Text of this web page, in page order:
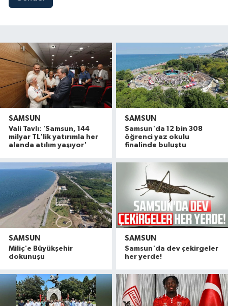
SAMSUN
Vali Tavlı: 'Samsun, 144
milyar TL'lik yatırımla her
alanda atılım yaşıyor'
SAMSUN
Samsun'da 12 bin 308
öğrenci yaz okulu
finalinde buluştu
SAMSUN
Miliç'e Büyükşehir
dokunuşu
SAMSUN
Samsun'da dev çekirgeler
her yerde!